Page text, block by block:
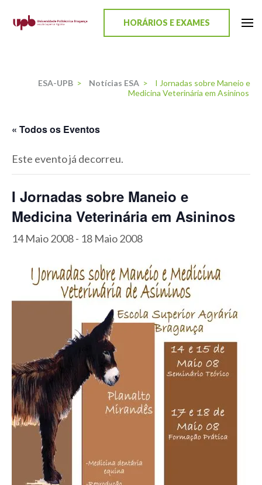
HORÁRIOS E EXAMES
ESA-UPB > Notícias ESA >
I Jornadas sobre Maneio e
Medicina Veterinária em Asininos
« Todos os Eventos
Este evento já decorreu.
I Jornadas sobre Maneio e
Medicina Veterinária em Asininos
14 Maio 2008- 18 Maio 2008